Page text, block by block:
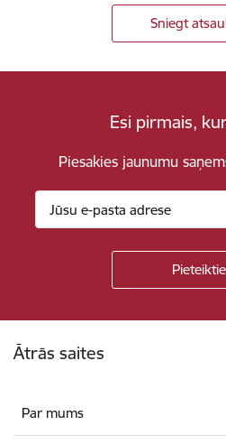
Sniegt
Esi pirmais,
Piesakies jaunumu
Ātrās saites
Par mums